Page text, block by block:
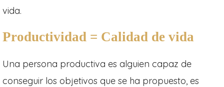
vida.
Productividad = Calidad de vida
Una persona productiva es alguien capaz de
conseguir los objetivos que se ha propuesto, es